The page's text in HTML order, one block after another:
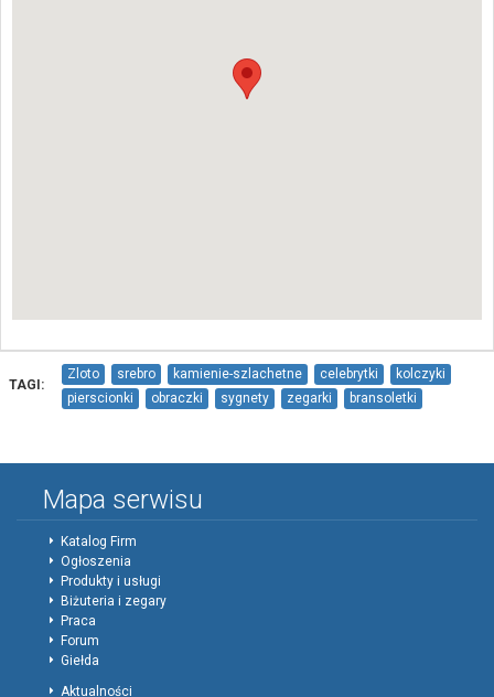
TAGI:
Zloto srebro kamienie-szlachetne celebrytki
kolczyki
pierscionki
obraczki sygnety zegarki
bransoletki
dodatki
Jubiler-AG
Mapa serwisu
Katalog Firm
Ogłoszenia
Produkty i usługi
Biżuteria i zegary
Praca
Forum
Giełda
Aktualności